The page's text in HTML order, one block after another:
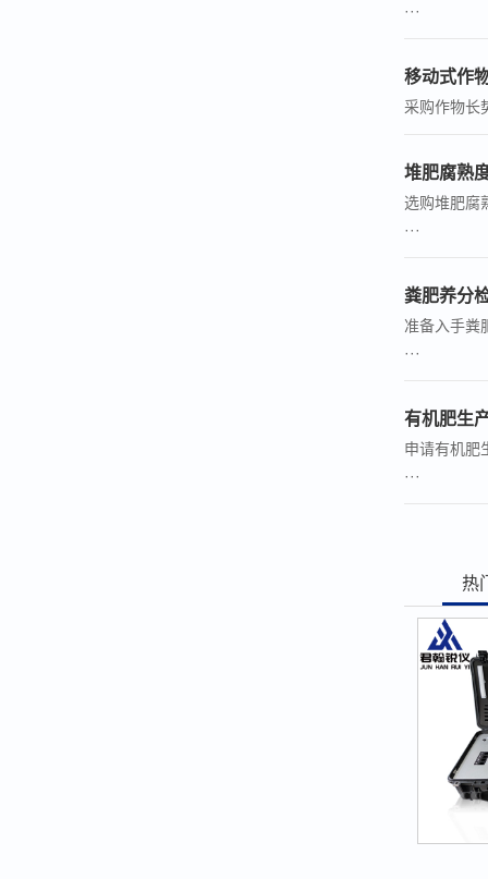
···
移动式作
采购作物长
堆肥腐熟
选购堆肥腐
···
粪肥养分
准备入手粪
···
有机肥生
申请有机肥
···
热